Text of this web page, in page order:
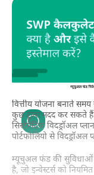
वित्तीय योजना बनाते
कुछ टूल्स मदद कर सकते
सिस्टेमेटिक विदड्रॉअल
पोर्टफोलियो से विदड्रॉअल
म्यूचुअल फंड की
है, जो इन्वेस्टर्स को